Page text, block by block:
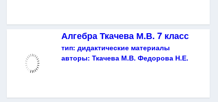
Алгебра Ткачева М.В. 7 класс
тип: дидактические материалы
авторы: Ткачева М.В. Федорова Н.Е.